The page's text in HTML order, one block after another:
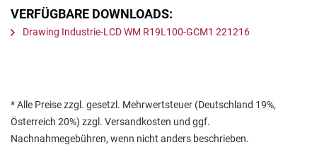
VERFÜGBARE DOWNLOADS:
Drawing Industrie-LCD WM R19L100-GCM1 221216
* Alle Preise zzgl. gesetzl. Mehrwertsteuer (Deutschland 19%,
Österreich 20%) zzgl. Versandkosten und ggf.
Nachnahmegebühren, wenn nicht anders beschrieben.